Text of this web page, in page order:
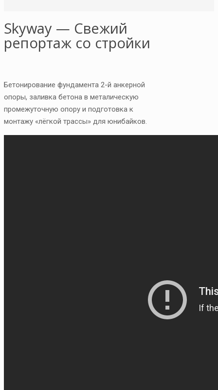
Skyway — Свежий
репортаж со стройки
Бетонирование фундамента 2-й анкерной
опоры, заливка бетона в металическую
промежуточную опору и подготовка к
монтажу «лёгкой трассы» для юнибайков.